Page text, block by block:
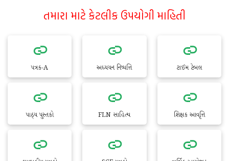
તમારા માટે કેટલીક ઉપયોગી માહિતી
પત્રક-A અધ્યયન નિષ્પત્તિ ટાઈમ ટેબલ
પાઠ્ય પુસ્તકો FLN સાહિત્ય શિક્ષક આવૃત્તિ